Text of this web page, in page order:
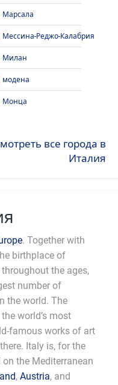
Марсала
Мессина-Реджо-Калабрия
Милан
модена
Монца
все города в
Италия
. Together with
birthplace of
the ages,
number of
the world. The
world’s most
famous works of art
Italy is, for the
the Mediterranean
, Austria, and